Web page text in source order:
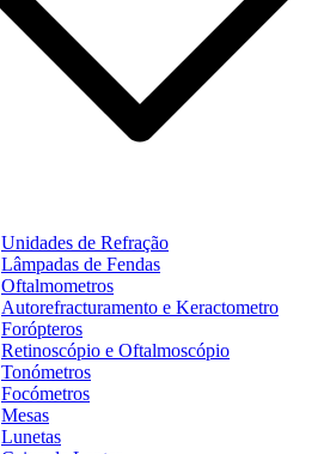
Unidades de Refração
Lâmpadas de Fendas
Oftalmometros
Autorefracturamento e Keractometro
Forópteros
Retinoscópio e Oftalmoscópio
Tonómetros
Focómetros
Mesas
Lunetas